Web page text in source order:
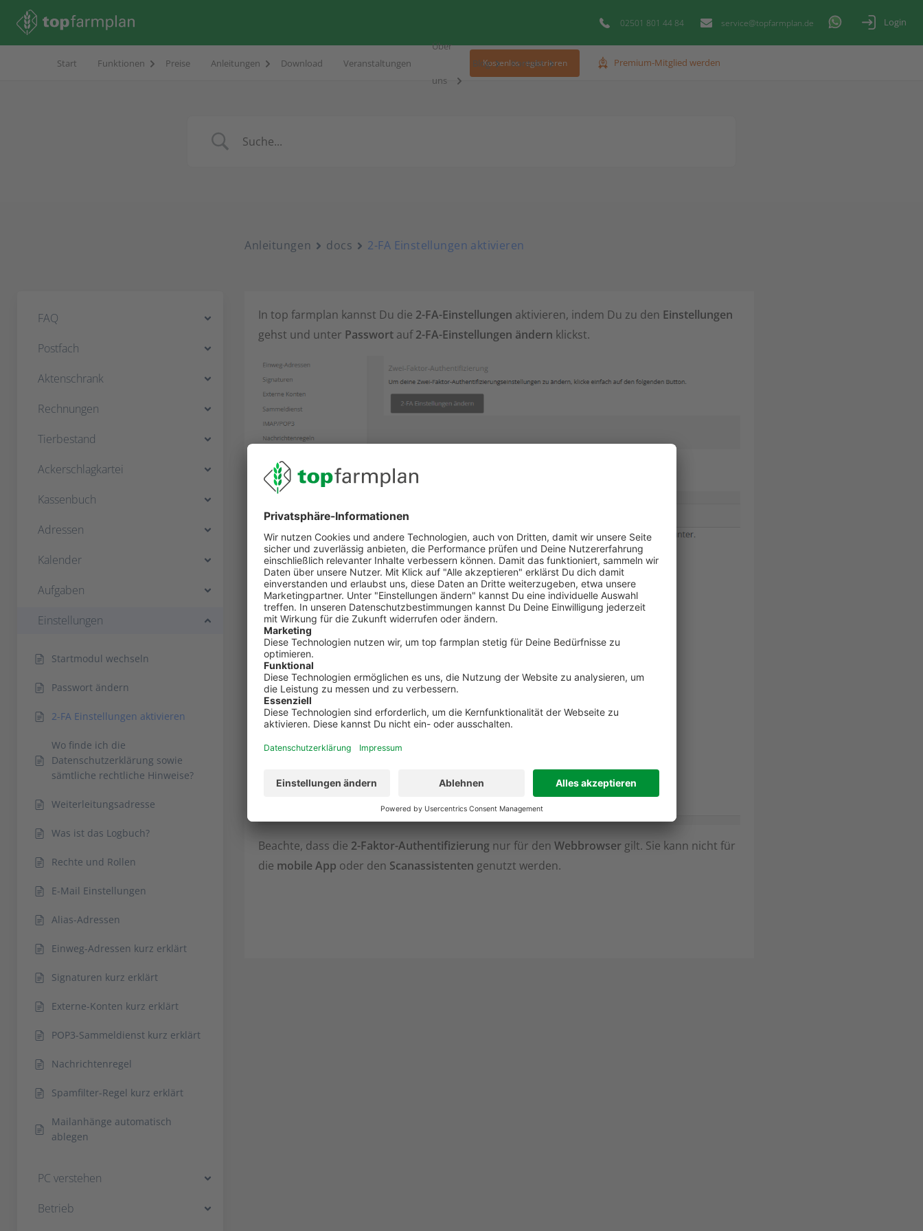
02501 801 44 84 service@topfarmplan.de Login
Start Funktionen Preise Anleitungen Download Veranstaltungen
Über
uns
Blog Kontakt
Kostenlos registrieren Premium-Mitglied werden
FAQ
Postfach
Aktenschrank
Rechnungen
Tierbestand
Ackerschlagkartei
Kassenbuch
Adressen
Kalender
Aufgaben
Einstellungen
Startmodul wechseln
Passwort ändern
2-FA Einstellungen aktivieren
Wo finde ich die
Datenschutzerklärung sowie
sämtliche rechtliche Hinweise?
Weiterleitungsadresse
Was ist das Logbuch?
Rechte und Rollen
E-Mail Einstellungen
Alias-Adressen
Einweg-Adressen kurz erklärt
Signaturen kurz erklärt
Externe-Konten kurz erklärt
POP3-Sammeldienst kurz erklärt
Nachrichtenregel
Spamfilter-Regel kurz erklärt
Mailanhänge automatisch
ablegen
PC verstehen
Betrieb
Anleitungen docs 2-FA Einstellungen aktivieren
In top farmplan kannst Du die 2-FA-Einstellungen aktivieren, indem Du zu den Einstellungen
gehst und unter Passwortauf2-FA-Einstellungen ändern klickst.
Befolge nun folgende Schritte:
Beachte, dass die 2-Faktor-Authentifizierungnur für den Webbrowsergilt. Sie kann nicht für
die mobile App oder den Scanassistenten genutzt werden.